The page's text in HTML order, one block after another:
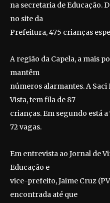
na secretaria de Educação.
no site da
Prefeitura, 475 crianças
A região da Capela, a mais
mantêm
números alarmantes. A Saci
Vista, tem fila de 87
crianças. Em segundo está
72 vagas.
Em entrevista ao Jornal de
Educação e
vice-prefeito, Jaime Cruz
encontrada até que